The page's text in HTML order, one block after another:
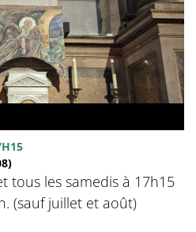
tous les samedis à 17h15
(sauf juillet et août)